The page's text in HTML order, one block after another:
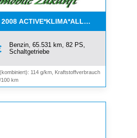
2008
Benzin, 65.531 km, 82 PS,
Schaltgetriebe
114 g/km, Kraftstoffverbrauch
km